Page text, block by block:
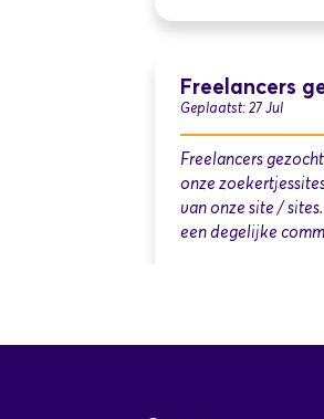
Freelancers
Geplaatst: 27 Jul
Freelancers
onze
van onze site /
een degelijke